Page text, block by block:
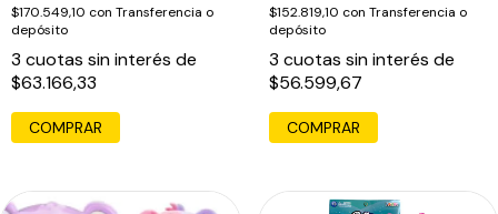
$170.549,10 con Transferencia o
depósito
3 cuotas sin interés de
$63.166,33
$152.819,10 con Transferencia o
depósito
3 cuotas sin interés de
$56.599,67